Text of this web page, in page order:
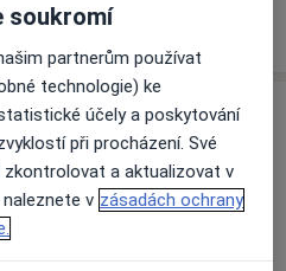
Více
svůj názor
soukromí
partnerům používat
technologie) ke
účely a poskytování
při procházení. Své
a aktualizovat v
v zásadách ochrany